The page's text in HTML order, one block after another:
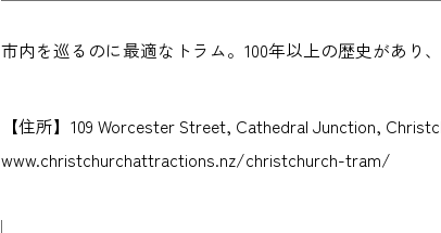
市内を巡るのに最適なトラム。100年以上の歴史があり
【住所】109 Worcester Street, Cathedral Junction,
www.christchurchattractions.nz/christchurch-tram/